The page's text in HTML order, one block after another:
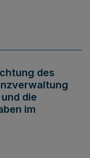
des
die
im